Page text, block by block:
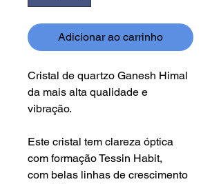
Adicionar ao carrinho
Cristal de quartzo Ganesh Himal
da mais alta qualidade e
vibração.
Este cristal tem clareza óptica
com formação Tessin Habit,
com belas linhas de crescimento